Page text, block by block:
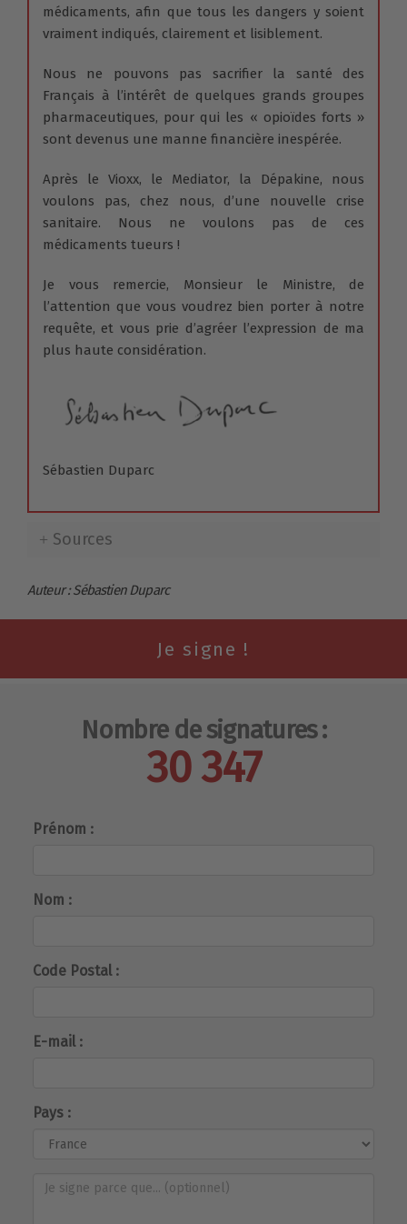
médicaments, afin que tous les dangers y soient
vraiment indiqués, clairement et lisiblement.
Nous ne pouvons pas sacrifier la santé des
Français à l’intérêt de quelques grands groupes
pharmaceutiques, pour qui les « opioïdes forts »
sont devenus une manne financière inespérée.
Après le Vioxx, le Mediator, la Dépakine, nous
voulons pas, chez nous, d’une nouvelle crise
sanitaire. Nous ne voulons pas de ces
médicaments tueurs !
Je vous remercie, Monsieur le Ministre, de
l’attention que vous voudrez bien porter à notre
requête, et vous prie d’agréer l’expression de ma
plus haute considération.
Sébastien Duparc
Sources
Auteur : Sébastien Duparc
Nombre de signatures :
30 347
Prénom :
Nom :
Code Postal :
E-mail :
Pays :